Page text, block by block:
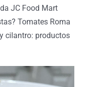
JC Food Mart
Tomates Roma
cilantro: productos